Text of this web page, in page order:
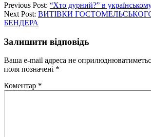
Previous Post: “Хто дурний?” в
Next Post: ВИТІВКИ
БЕНДЕРА
Залишити відповідь
Ваша e-mail адреса не
поля позначені *
Коментар *